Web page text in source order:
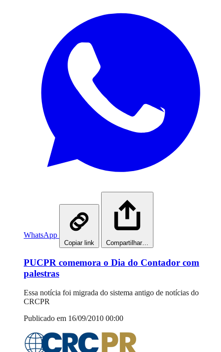
WhatsApp
Copiar link Compartilhar…
PUCPR comemora o Dia do Contador com
palestras
Essa notícia foi migrada do sistema antigo de notícias do
CRCPR
Publicado em 16/09/2010 00:00